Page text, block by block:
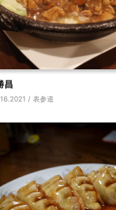
昌
/ 表参道